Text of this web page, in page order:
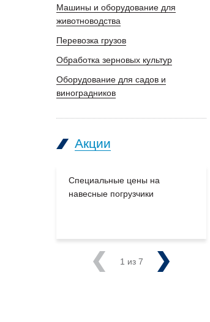
Машины и оборудование для
животноводства
Перевозка грузов
Обработка зерновых культур
Оборудование для садов и
виноградников
Акции
Специальные цены на
навесные погрузчики
PreviousNext
1 из 7